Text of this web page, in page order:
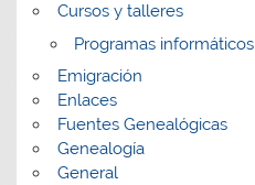
Cursos y talleres
Programas informáticos
Emigración
Enlaces
Fuentes Genealógicas
Genealogía
General